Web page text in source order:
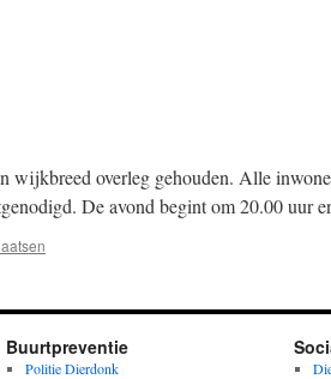
overleg gehouden. Alle
De avond begint om 20.00 uur
Buurtpreventie
Politie Dierdonk